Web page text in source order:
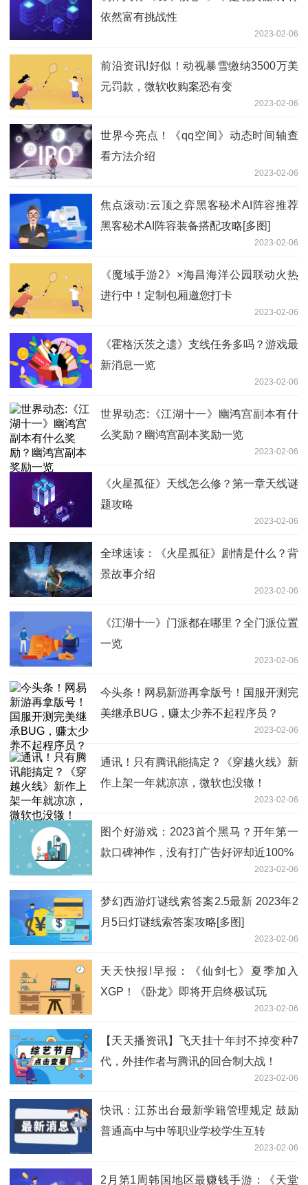
依然富有挑战性
2023-02-06
前沿资讯!好似！动视暴雪缴纳3500万美
元罚款，微软收购案恐有变
2023-02-06
世界今亮点！《qq空间》动态时间轴查
看方法介绍
2023-02-06
焦点滚动:云顶之弈黑客秘术AI阵容推荐
黑客秘术AI阵容装备搭配攻略[多图]
2023-02-06
《魔域手游2》×海昌海洋公园联动火热
进行中！定制包厢邀您打卡
2023-02-06
《霍格沃茨之遗》支线任务多吗？游戏最
新消息一览
2023-02-06
世界动态:《江湖十一》幽鸿宫副本有什
么奖励？幽鸿宫副本奖励一览
2023-02-06
《火星孤征》天线怎么修？第一章天线谜
题攻略
2023-02-06
全球速读：《火星孤征》剧情是什么？背
景故事介绍
2023-02-06
《江湖十一》门派都在哪里？全门派位置
一览
2023-02-06
今头条！网易新游再拿版号！国服开测完
美继承BUG，赚太少养不起程序员？
2023-02-06
通讯！只有腾讯能搞定？《穿越火线》新
作上架一年就凉凉，微软也没辙！
2023-02-06
图个好游戏：2023首个黑马？开年第一
款口碑神作，没有打广告好评却近100%
2023-02-06
梦幻西游灯谜线索答案2.5最新 2023年2
月5日灯谜线索答案攻略[多图]
2023-02-06
天天快报!早报：《仙剑七》夏季加入
XGP！《卧龙》即将开启终极试玩
2023-02-06
【天天播资讯】飞天挂十年封不掉变种7
代，外挂作者与腾讯的回合制大战！
2023-02-06
快讯：江苏出台最新学籍管理规定 鼓励
普通高中与中等职业学校学生互转
2023-02-06
2月第1周韩国地区最赚钱手游：《天堂